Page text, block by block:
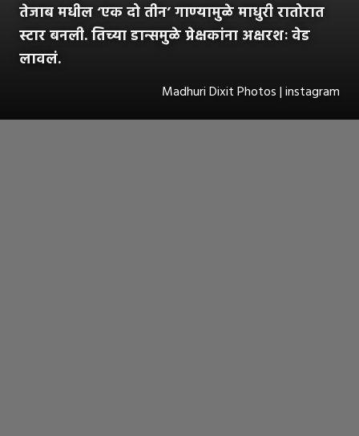
तेजाब मधील ‘एक दो तीन’ गाण्यामुळे माधुरी रातोरात
स्टार बनली. तिच्या डान्समुळे प्रेक्षकांना अक्षरशः वेड
लावलं.
Madhuri Dixit Photos | instagram